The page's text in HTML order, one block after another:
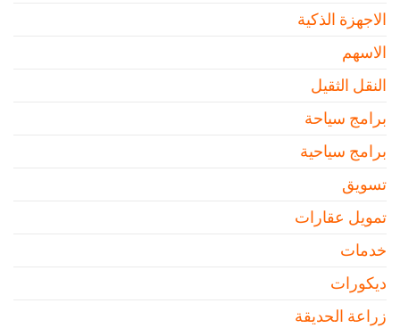
الاجهزة الذكية
الاسهم
النقل الثقيل
برامج سياحة
برامج سياحية
تسويق
تمويل عقارات
خدمات
ديكورات
زراعة الحديقة